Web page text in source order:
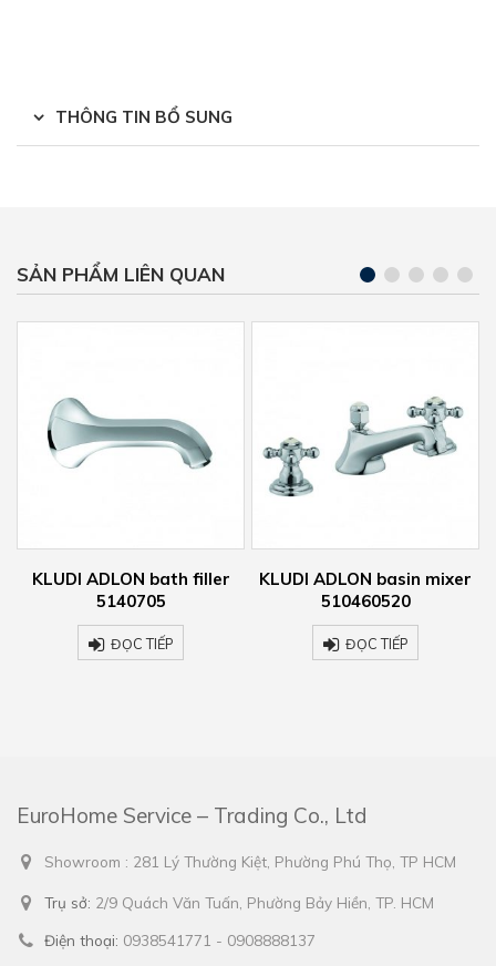
THÔNG TIN BỔ SUNG
SẢN PHẨM LIÊN QUAN
ADLON bath filler
5140705
ĐỌC TIẾP
KLUDI ADLON basin mixer
510460520
ĐỌC TIẾP
EuroHome Service – Trading Co., Ltd
Showroom : 281 Lý Thường Kiệt, Phường Phú Thọ, TP HCM
Trụ sở: 2/9 Quách Văn Tuấn, Phường Bảy Hiền, TP. HCM
Điện thoại: 0938541771 - 0908888137